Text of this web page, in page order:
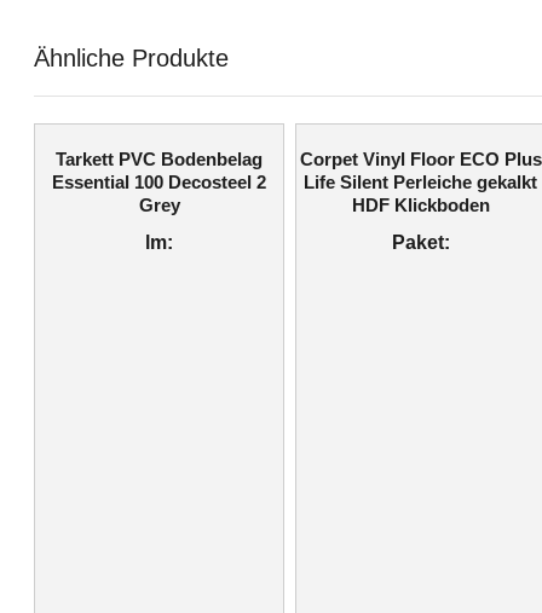
Ähnliche Produkte
Tarkett PVC Bodenbelag
Essential 100 Decosteel 2
Grey
lm:
Corpet Vinyl Floor ECO Plus
Life Silent Perleiche gekalkt
HDF Klickboden
Paket: